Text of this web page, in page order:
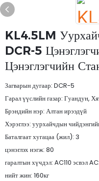
KL4.5LM
DCR-5
Цэнэглэгчийн
Загварын дугаар: DCR-5
Гарал үүслийн газар: Гуандун,
Брэндийн нэр: Алтан ирээдүй
Хэрэглээ: уурхайчдын
Баталгаат хугацаа (жил): 3
цэнэглэх нэгж: 80
гаралтын хүчдэл: AC110 эсвэл
нийт жин: 160кг